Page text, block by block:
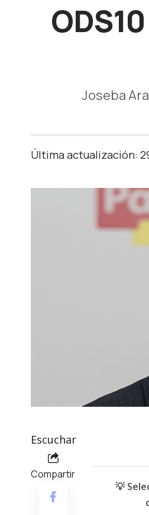
Joseba
Última actualización:
Escuchar
Compartir
💡